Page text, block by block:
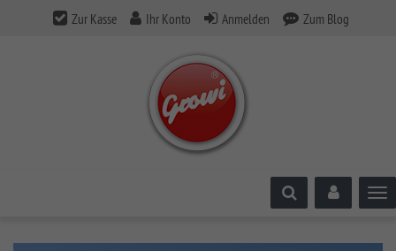
Zur Kasse Ihr Konto Anmelden Zum Blog